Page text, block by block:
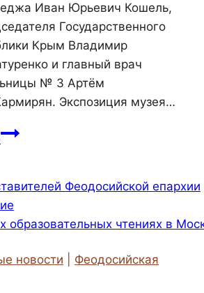
Иван Юрьевич Кошель,
Государственного
Крым Владимир
и главный врач
№ 3 Артём
Экспозиция музея…
Епископ
участие
в
открытии
музея
новости
Феодосийская